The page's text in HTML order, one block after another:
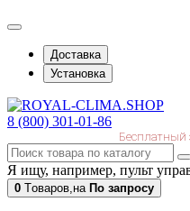
Доставка
Установка
8 (800) 301-01-86
Бесплатный
Я ищу, например, пульт
0 Tоваров,на По запросу